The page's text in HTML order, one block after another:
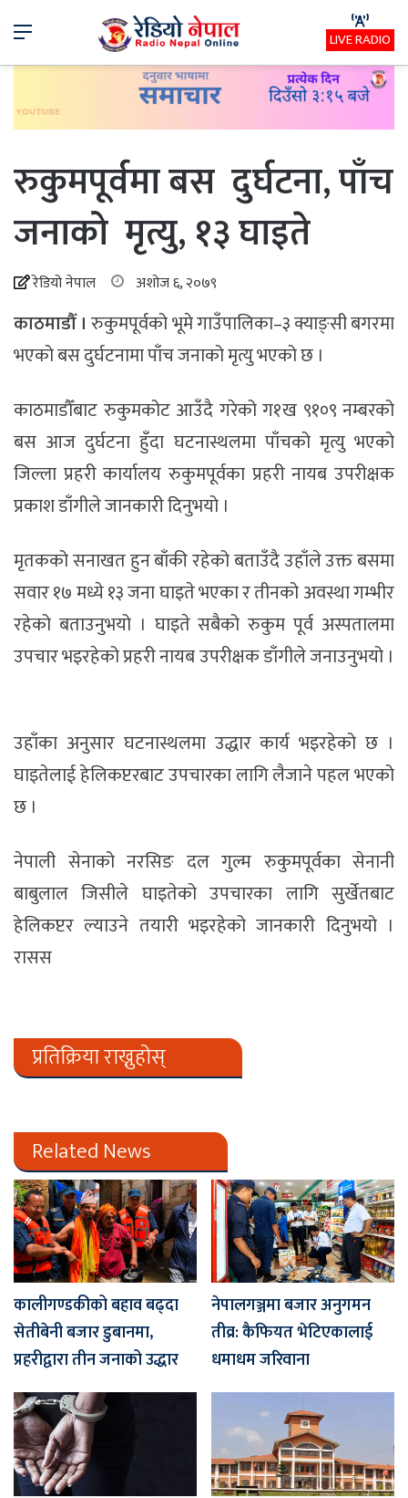
Menu LIVE RADIO
रुकुमपूर्वमा बस दुर्घटना, पाँच
जनाको मृत्यु, १३ घाइते
रेडियो नेपाल अशोज ६, २०७९
काठमाडौँ । रुकुमपूर्वको भूमे गाउँपालिका–३ क्याङ्सी बगरमा
भएको बस दुर्घटनामा पाँच जनाको मृत्यु भएको छ ।
काठमाडौँबाट रुकुमकोट आउँदै गरेको ग१ख ९१०९ नम्बरको
बस आज दुर्घटना हुँदा घटनास्थलमा पाँचको मृत्यु भएको
जिल्ला प्रहरी कार्यालय रुकुमपूर्वका प्रहरी नायब उपरीक्षक
प्रकाश डाँगीले जानकारी दिनुभयो ।
मृतकको सनाखत हुन बाँकी रहेको बताउँदै उहाँले उक्त बसमा
सवार १७ मध्ये १३ जना घाइते भएका र तीनको अवस्था गम्भीर
रहेको बताउनुभयो । घाइते सबैको रुकुम पूर्व अस्पतालमा
उपचार भइरहेको प्रहरी नायब उपरीक्षक डाँगीले जनाउनुभयो ।
उहाँका अनुसार घटनास्थलमा उद्धार कार्य भइरहेको छ ।
घाइतेलाई हेलिकप्टरबाट उपचारका लागि लैजाने पहल भएको
छ ।
नेपाली सेनाको नरसिङ दल गुल्म रुकुमपूर्वका सेनानी
बाबुलाल जिसीले घाइतेको उपचारका लागि सुर्खेतबाट
हेलिकप्टर ल्याउने तयारी भइरहेको जानकारी दिनुभयो ।
रासस
प्रतिक्रिया राख्नुहोस्
Related News
कालीगण्डकीको बहाव बढ्दा
सेतीबेनी बजार डुबानमा,
प्रहरीद्वारा तीन जनाको उद्धार
नेपालगञ्जमा बजार अनुगमन
तीव्र: कैफियत भेटिएकालाई
धमाधम जरिवाना